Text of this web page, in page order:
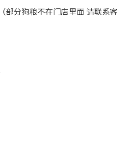
部分狗粮不在门店里面 请联系客